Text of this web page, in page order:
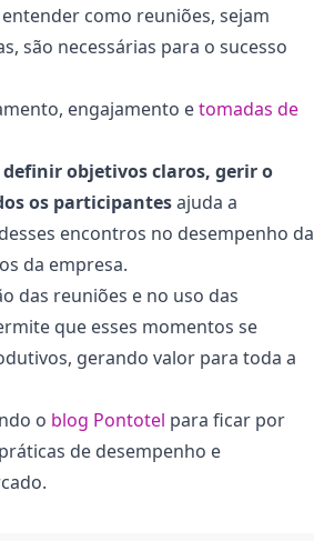
como reuniões, sejam
são necessárias para o sucesso
engajamento etomadas de
definir objetivos claros, gerir o
os participantesajuda a
encontros no desempenho da
da empresa.
das reuniões e no uso das
que esses momentos se
gerando valor para toda a
o blog Pontotel para ficar por
de desempenho e